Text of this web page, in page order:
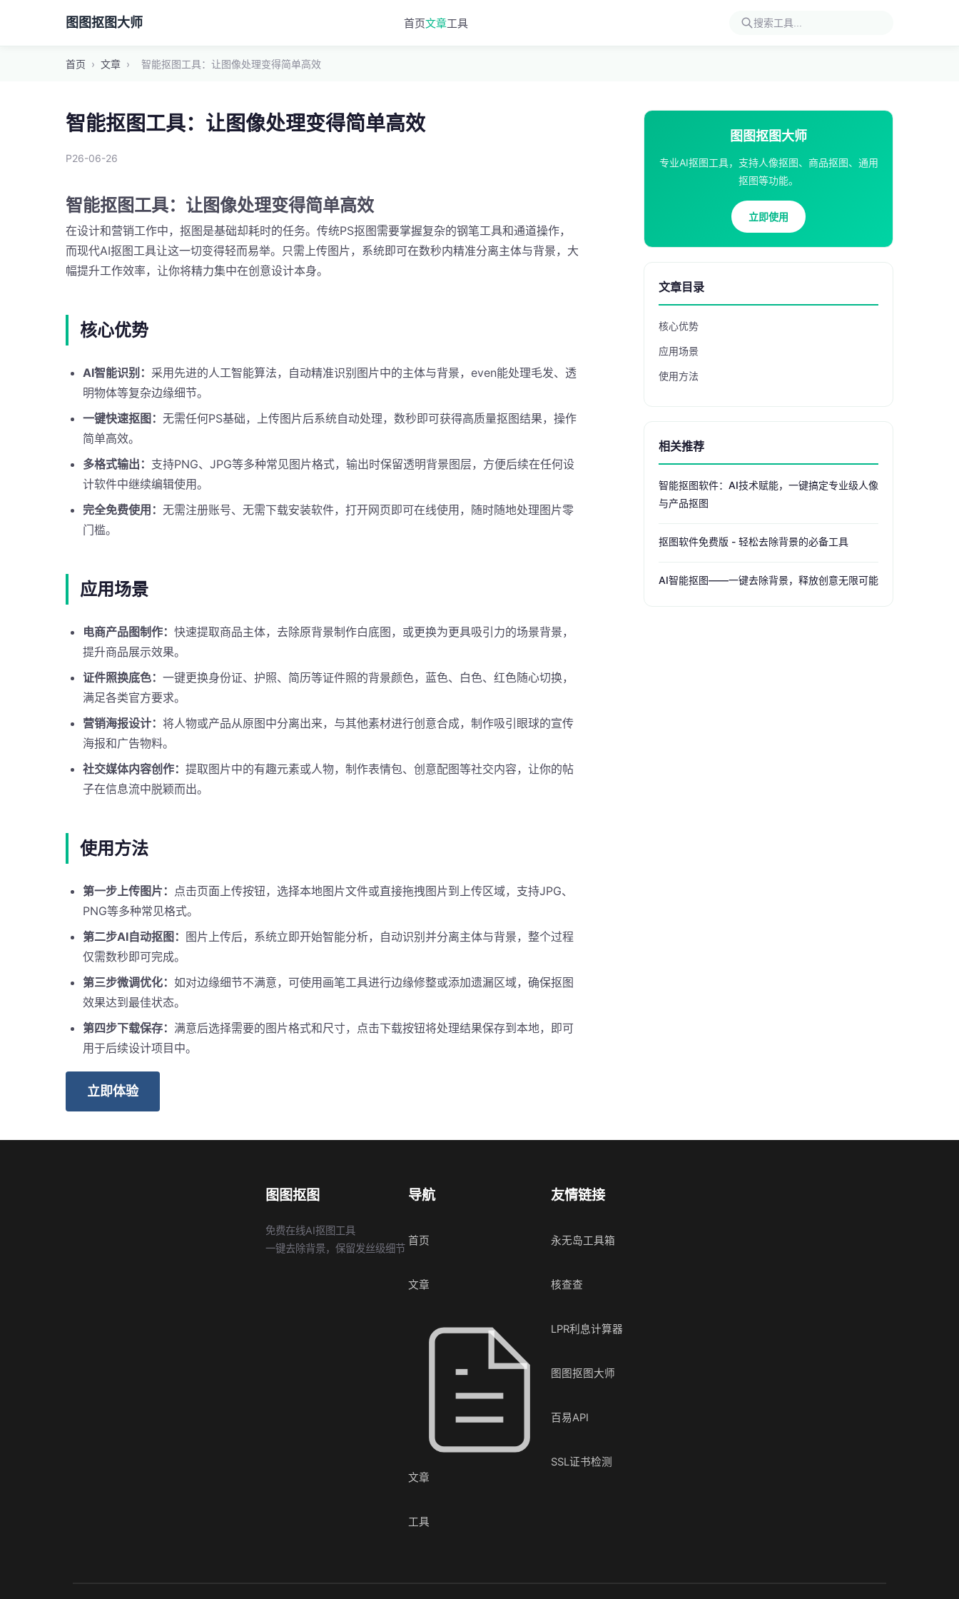
图图抠图大师 首页文章工具
首页 › 文章 › 智能抠图工具：让图像处理变得简单高效
智能抠图工具：让图像处理变得简单高效
P26-06-26
智能抠图工具：让图像处理变得简单高效
在设计和营销工作中，抠图是基础却耗时的任务。传统PS抠图需要掌握复杂的钢笔工具和通道操作，
而现代AI抠图工具让这一切变得轻而易举。只需上传图片，系统即可在数秒内精准分离主体与背景，大
幅提升工作效率，让你将精力集中在创意设计本身。
核心优势
AI智能识别： 采用先进的人工智能算法，自动精准识别图片中的主体与背景，even能处理毛发、透
明物体等复杂边缘细节。
一键快速抠图： 无需任何PS基础，上传图片后系统自动处理，数秒即可获得高质量抠图结果，操作
简单高效。
多格式输出： 支持PNG、JPG等多种常见图片格式，输出时保留透明背景图层，方便后续在任何设
计软件中继续编辑使用。
完全免费使用： 无需注册账号、无需下载安装软件，打开网页即可在线使用，随时随地处理图片零
门槛。
应用场景
电商产品图制作： 快速提取商品主体，去除原背景制作白底图，或更换为更具吸引力的场景背景，
提升商品展示效果。
证件照换底色： 一键更换身份证、护照、简历等证件照的背景颜色，蓝色、白色、红色随心切换，
满足各类官方要求。
营销海报设计： 将人物或产品从原图中分离出来，与其他素材进行创意合成，制作吸引眼球的宣传
海报和广告物料。
社交媒体内容创作： 提取图片中的有趣元素或人物，制作表情包、创意配图等社交内容，让你的帖
子在信息流中脱颖而出。
使用方法
第一步上传图片： 点击页面上传按钮，选择本地图片文件或直接拖拽图片到上传区域，支持JPG、
PNG等多种常见格式。
第二步AI自动抠图： 图片上传后，系统立即开始智能分析，自动识别并分离主体与背景，整个过程
仅需数秒即可完成。
第三步微调优化： 如对边缘细节不满意，可使用画笔工具进行边缘修整或添加遗漏区域，确保抠图
效果达到最佳状态。
第四步下载保存： 满意后选择需要的图片格式和尺寸，点击下载按钮将处理结果保存到本地，即可
用于后续设计项目中。
立即体验
图图抠图大师
专业AI抠图工具，支持人像抠图、商品抠图、通用
抠图等功能。
立即使用
文章目录
核心优势
应用场景
使用方法
相关推荐
智能抠图软件：AI技术赋能，一键搞定专业级人像
与产品抠图
抠图软件免费版 - 轻松去除背景的必备工具
AI智能抠图——一键去除背景，释放创意无限可能
图图抠图
免费在线AI抠图工具
一键去除背景，保留发丝级细节
导航
首页
文章
文章
工具
友情链接
永无岛工具箱
核查查
LPR利息计算器
图图抠图大师
百易API
SSL证书检测